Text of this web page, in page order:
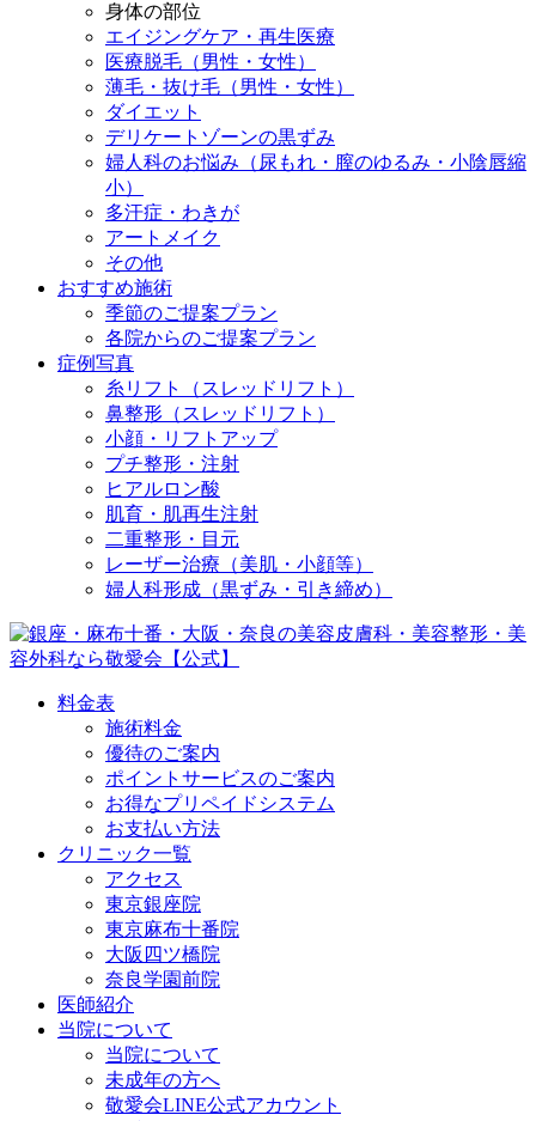
身体の部位
エイジングケア・再生医療
医療脱毛（男性・女性）
薄毛・抜け毛（男性・女性）
ダイエット
デリケートゾーンの黒ずみ
婦人科のお悩み（尿もれ・膣のゆるみ・小陰唇縮
小）
多汗症・わきが
アートメイク
その他
おすすめ施術
季節のご提案プラン
各院からのご提案プラン
症例写真
糸リフト（スレッドリフト）
鼻整形（スレッドリフト）
小顔・リフトアップ
プチ整形・注射
ヒアルロン酸
肌育・肌再生注射
二重整形・目元
レーザー治療（美肌・小顔等）
婦人科形成（黒ずみ・引き締め）
料金表
施術料金
優待のご案内
ポイントサービスのご案内
お得なプリペイドシステム
お支払い方法
クリニック一覧
アクセス
東京銀座院
東京麻布十番院
大阪四ツ橋院
奈良学園前院
医師紹介
当院について
当院について
未成年の方へ
敬愛会LINE公式アカウント